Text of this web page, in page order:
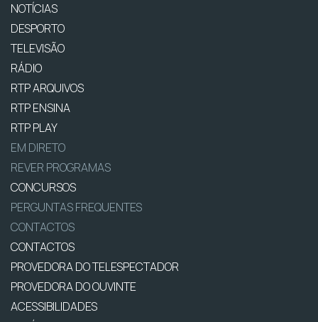
NOTÍCIAS
DESPORTO
TELEVISÃO
RÁDIO
RTP ARQUIVOS
RTP ENSINA
RTP PLAY
EM DIRETO
REVER PROGRAMAS
CONCURSOS
PERGUNTAS FREQUENTES
CONTACTOS
CONTACTOS
PROVEDORA DO TELESPECTADOR
PROVEDORA DO OUVINTE
ACESSIBILIDADES